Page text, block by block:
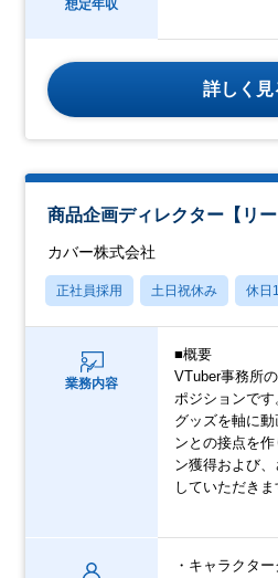
想定年収
詳しく見
商品企画ディレクター【リー
カバー株式会社
正社員採用 土日祝休み 休日
業務内容
■概要
VTuber事務所
ポジションです
グッズを軸に
ンとの接点を
ン獲得および
していただきま
・キャラクタ